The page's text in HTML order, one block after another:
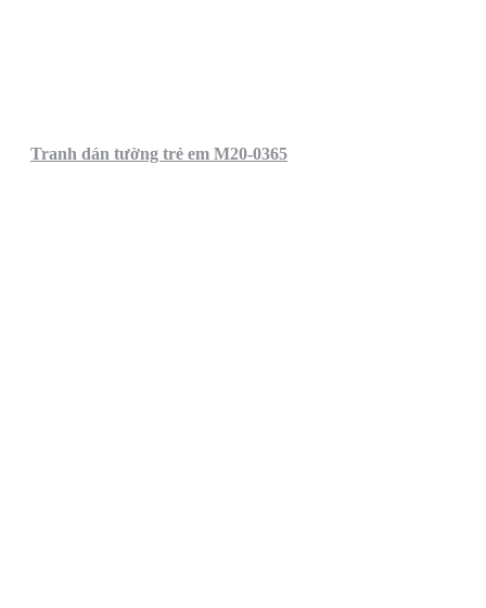
Tranh dán tường trẻ em M20-0365